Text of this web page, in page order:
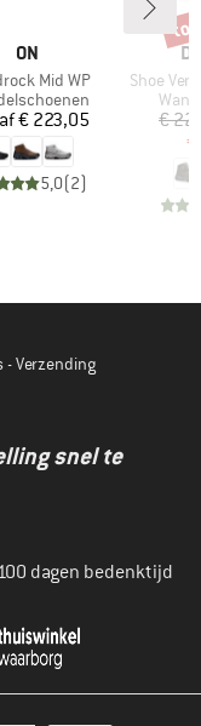
MERK
ON
Mid WP
Prijs
€ 223,05
5,0(2)
Artikel
Shoe Vernale
€
€
tot
- Verzending
snel te
100 dagen bedenktijd